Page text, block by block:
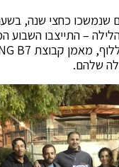
שנמשכו כחצי שנה,
– התייצבו השבוע
שלהם.